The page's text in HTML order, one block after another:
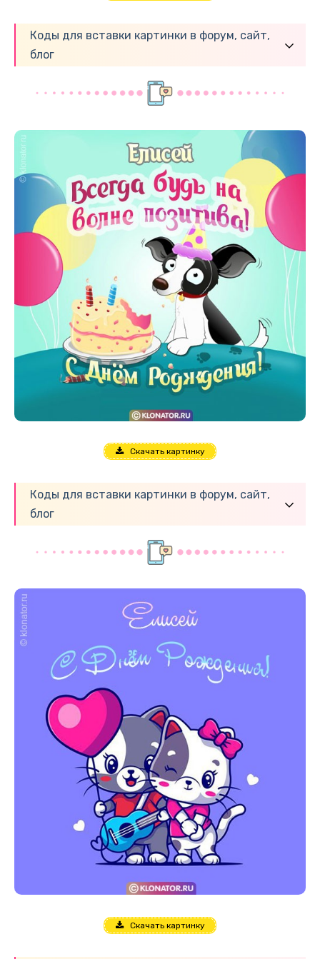
Коды для вставки картинки в форум, сайт,
блог
Скачать картинку
Коды для вставки картинки в форум, сайт,
блог
Скачать картинку